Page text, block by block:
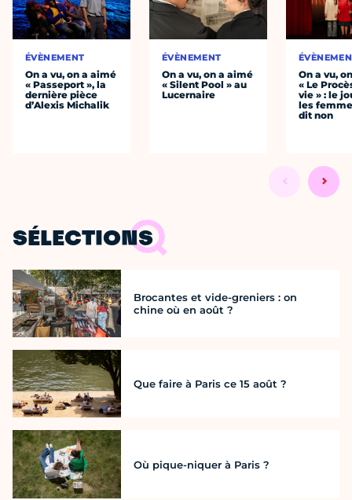
ÉVÈNEMENT
On a vu, on a aimé
« Passeport », la
dernière pièce
d’Alexis Michalik
ÉVÈNEMENT
On a vu, on a aimé
« Silent Pool » au
Lucernaire
On a vu,
« Le
vie » : le
les
dit non
SÉLECTIONS
Brocantes et vide-greniers : on
chine où en août ?
Que faire à Paris ce 15 août ?
Où pique-niquer à Paris ?